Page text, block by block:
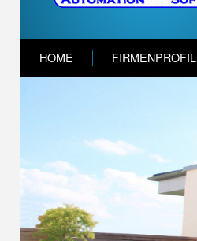
HOME FIRMENPROFIL